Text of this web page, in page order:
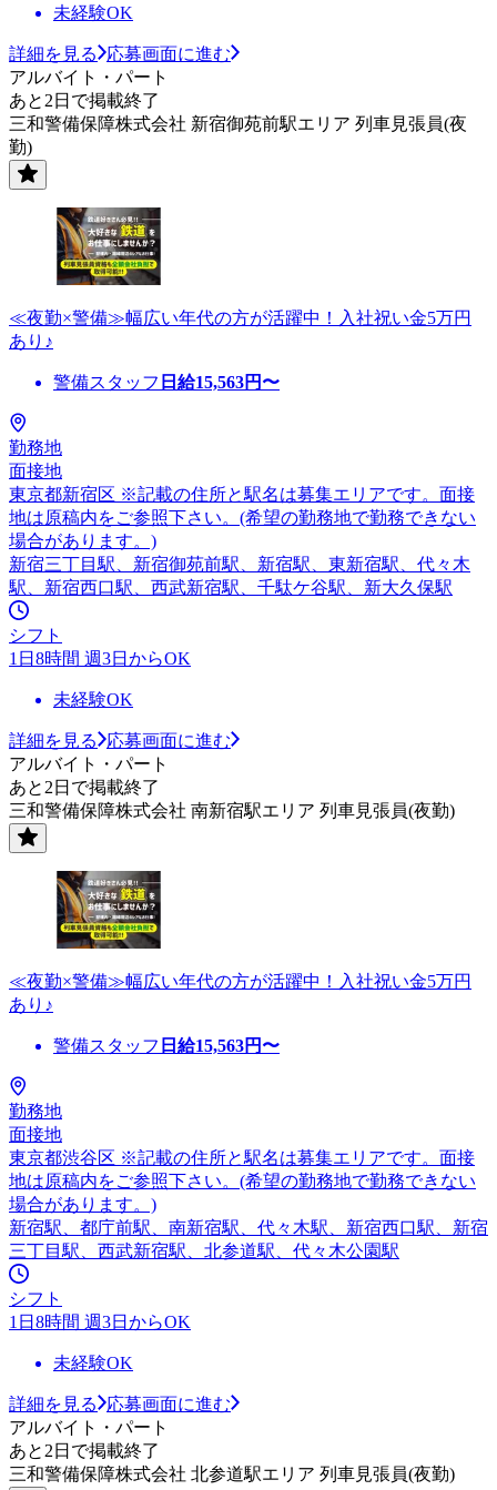
未経験OK
詳細を見る
応募画面に進む
アルバイト・パート
あと2日で掲載終了
三和警備保障株式会社 新宿御苑前駅エリア 列車見張員(夜
勤)
≪夜勤×警備≫幅広い年代の方が活躍中！入社祝い金5万円
あり♪
警備スタッフ 日給15,563円〜
勤務地
面接地
東京都新宿区 ※記載の住所と駅名は募集エリアです。面接
地は原稿内をご参照下さい。(希望の勤務地で勤務できない
場合があります。)
新宿三丁目駅、新宿御苑前駅、新宿駅、東新宿駅、代々木
駅、新宿西口駅、西武新宿駅、千駄ケ谷駅、新大久保駅
シフト
1日8時間 週3日からOK
未経験OK
詳細を見る
応募画面に進む
アルバイト・パート
あと2日で掲載終了
三和警備保障株式会社 南新宿駅エリア 列車見張員(夜勤)
≪夜勤×警備≫幅広い年代の方が活躍中！入社祝い金5万円
あり♪
警備スタッフ 日給15,563円〜
勤務地
面接地
東京都渋谷区 ※記載の住所と駅名は募集エリアです。面接
地は原稿内をご参照下さい。(希望の勤務地で勤務できない
場合があります。)
新宿駅、都庁前駅、南新宿駅、代々木駅、新宿西口駅、新宿
三丁目駅、西武新宿駅、北参道駅、代々木公園駅
シフト
1日8時間 週3日からOK
未経験OK
詳細を見る
応募画面に進む
アルバイト・パート
あと2日で掲載終了
三和警備保障株式会社 北参道駅エリア 列車見張員(夜勤)